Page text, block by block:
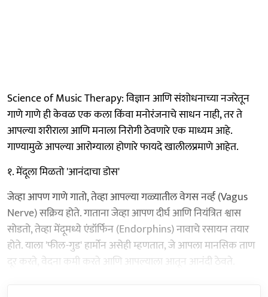
Science of Music Therapy: विज्ञान आणि संशोधनाच्या नजरेतून
गाणे गाणे ही केवळ एक कला किंवा मनोरंजनाचे साधन नाही, तर ते
आपल्या शरीराला आणि मनाला निरोगी ठेवणारे एक माध्यम आहे.
गाण्यामुळे आपल्या आरोग्याला होणारे फायदे खालीलप्रमाणे आहेत.
१. मेंदूला मिळतो 'आनंदाचा डोस'
जेव्हा आपण गाणे गातो, तेव्हा आपल्या गळ्यातील वेगस नर्व्ह (Vagus
Nerve) सक्रिय होते. गाताना जेव्हा आपण दीर्घ आणि नियंत्रित श्वास
सोडतो, तेव्हा मेंदूमध्ये एंडॉर्फिन (Endorphins) नावाचे रसायन तयार
होते. याला 'फील-गुड' हार्मोन असेही म्हणतात, जे आपला मानसिक ताण
दूर करते, वेदना कमी करते आणि आपल्याला आतून आनंदी ठेवते.